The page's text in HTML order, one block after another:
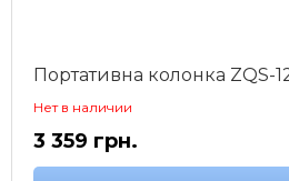
Портативна колонка ZQS-
Нет в наличии
3 359 грн.